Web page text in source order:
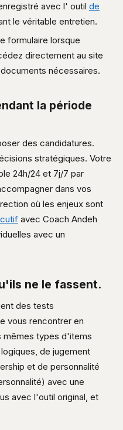
avec l' outil de
le véritable entretien.
formulaire lorsque
directement au site
nécessaires.
la période
des candidatures.
stratégiques. Votre
24h/24 et 7j/7 par
dans vos
où les enjeux sont
avec Coach Andeh
avec un
ne le fassent.
des tests
vous rencontrer en
mêmes types d'items
de jugement
et de personnalité
avec une
avec l'outil original, et